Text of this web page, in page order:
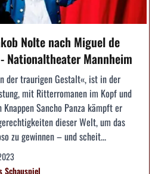
Nolte nach Miguel de
Nationaltheater Mannheim
der traurigen Gestalt«, ist in der
mit Ritterromanen im Kopf und
Sancho Panza kämpft er
dieser Welt, um das
zu gewinnen – und scheit...
Schauspiel